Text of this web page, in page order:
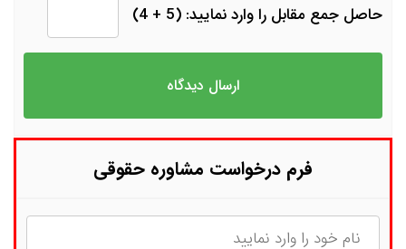
حاصل جمع مقابل را وارد نمایید: (5 + 4)
فرم درخواست مشاوره حقوقی
نام